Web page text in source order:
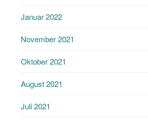
Januar 2022
November 2021
Oktober 2021
August 2021
Juli 2021